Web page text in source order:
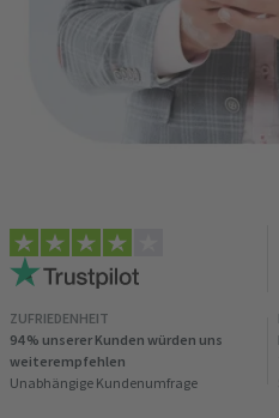
ZUFRIEDENHEIT
94 % unserer Kunden würden uns
weiterempfehlen
Unabhängige Kundenumfrage